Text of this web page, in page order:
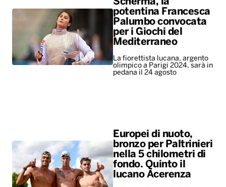
potentina Francesca
Palumbo convocata
per i Giochi del
Mediterraneo
La fiorettista lucana, argento
olimpico a Parigi 2024, sarà in
pedana il 24 agosto
Europei di nuoto,
bronzo per Paltrinieri
nella 5 chilometri di
fondo. Quinto il
lucano Acerenza